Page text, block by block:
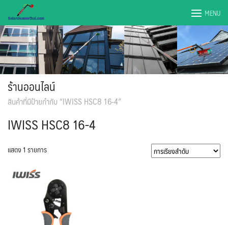
content
MENU
ร้านออนไลน์
สินค้าที่มีป้ายกำกับ “IWISS HSC8 16-4”
IWISS HSC8 16-4
แสดง 1 รายการ